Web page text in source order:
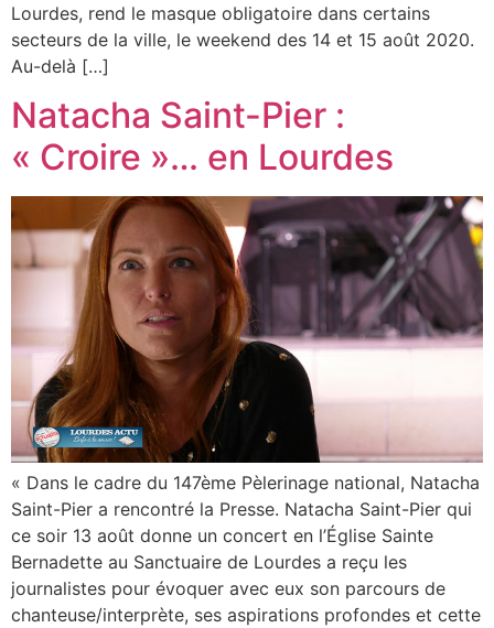
Lourdes, rend le masque obligatoire dans certains
secteurs de la ville, le weekend des 14 et 15 août 2020.
Au-delà […]
Natacha Saint-Pier :
« Croire »… en Lourdes
« Dans le cadre du 147ème Pèlerinage national, Natacha
Saint-Pier a rencontré la Presse. Natacha Saint-Pier qui
ce soir 13 août donne un concert en l’Église Sainte
Bernadette au Sanctuaire de Lourdes a reçu les
journalistes pour évoquer avec eux son parcours de
chanteuse/interprète, ses aspirations profondes et cette